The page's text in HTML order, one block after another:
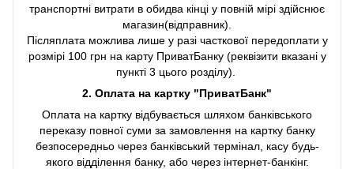
транспортні витрати в обидва кінці у повній мірі здійснює
магазин(відправник).
Післяплата можлива лише у разі часткової передоплати у
розмірі 100 грн на карту ПриватБанку (реквізити вказані у
пункті 3 цього розділу).
2. Оплата на картку "ПриватБанк"
Оплата на картку відбувається шляхом банківського
переказу повної суми за замовлення на картку банку
безпосередньо через банківський термінал, касу будь-
якого відділення банку, або через інтернет-банкінг.